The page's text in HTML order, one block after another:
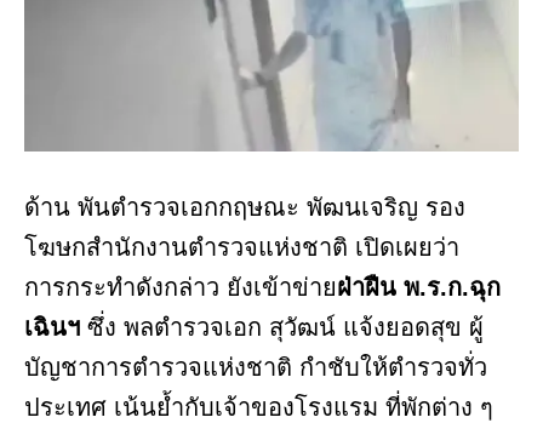
ด้าน พันตำรวจเอกกฤษณะ พัฒนเจริญ รอง
โฆษกสำนักงานตำรวจแห่งชาติ เปิดเผยว่า
การกระทำดังกล่าว ยังเข้าข่ายฝ่าฝืน พ.ร.ก.ฉุก
เฉินฯ ซึ่ง พลตำรวจเอก สุวัฒน์ แจ้งยอดสุข ผู้
บัญชาการตำรวจแห่งชาติ กำชับให้ตำรวจทั่ว
ประเทศ เน้นย้ำกับเจ้าของโรงแรม ที่พักต่าง ๆ